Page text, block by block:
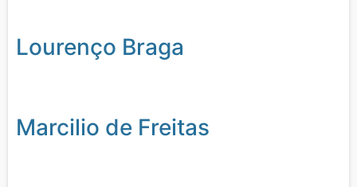
Lourenço Braga
Marcilio de Freitas